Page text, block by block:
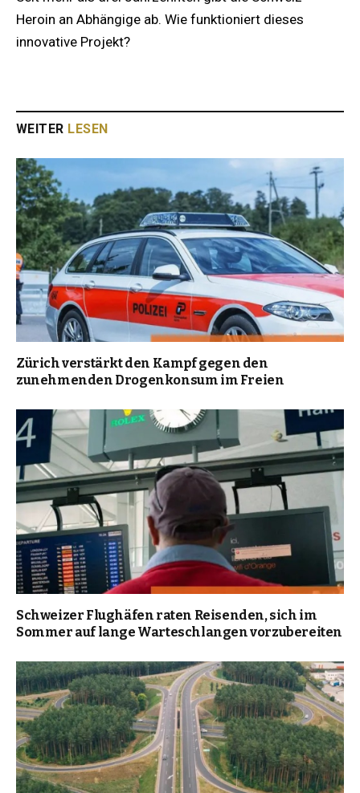
Heroin an Abhängige ab. Wie funktioniert dieses
innovative Projekt?
WEITER LESEN
Zürich verstärkt den Kampf gegen den
zunehmenden Drogenkonsum im Freien
Schweizer Flughäfen raten Reisenden, sich im
Sommer auf lange Warteschlangen vorzubereiten